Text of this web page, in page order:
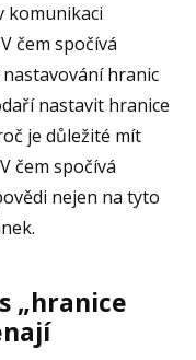
komunikaci
čem spočívá
hranic
nastavit hranice
je důležité mít
čem spočívá
nejen na tyto
„hranice